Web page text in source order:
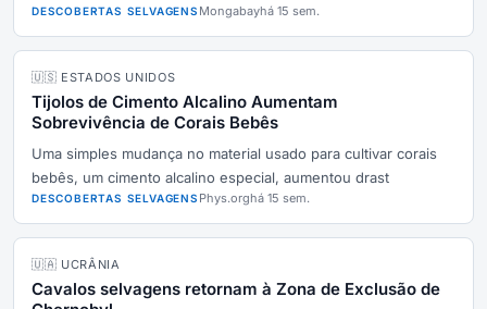
DESCOBERTAS SELVAGENS Mongabayhá 15 sem.
🇺🇸 ESTADOS UNIDOS
Tijolos de Cimento Alcalino Aumentam
Sobrevivência de Corais Bebês
Uma simples mudança no material usado para cultivar corais
bebês, um cimento alcalino especial, aumentou drast
DESCOBERTAS SELVAGENS Phys.orghá 15 sem.
🇺🇦 UCRÂNIA
Cavalos selvagens retornam à Zona de Exclusão de